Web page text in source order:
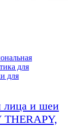
для
для
лица и шеи